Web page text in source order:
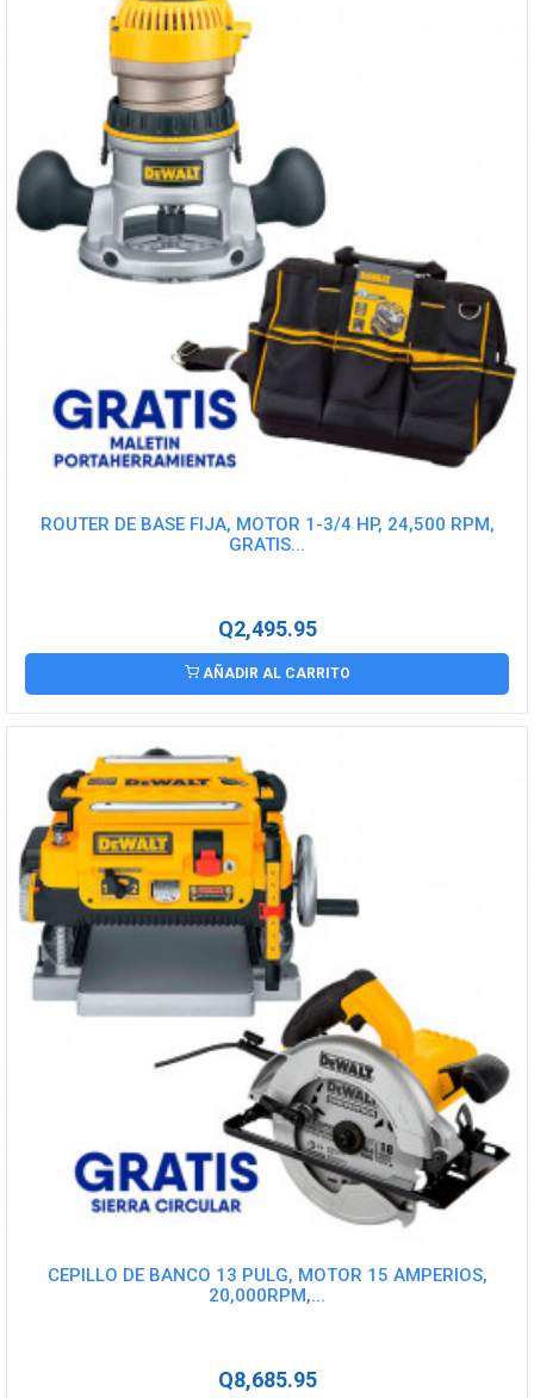
ROUTER DE BASE FIJA, MOTOR 1-3/4 HP, 24,500 RPM,
GRATIS...
Q2,495.95
AÑADIR AL CARRITO
CEPILLO DE BANCO 13 PULG, MOTOR 15 AMPERIOS,
20,000RPM,...
Q8,685.95